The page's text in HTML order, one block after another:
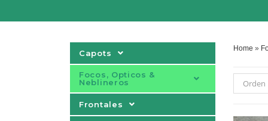
Capots
Focos, Opticos &
Neblineros
Frontales
Home »